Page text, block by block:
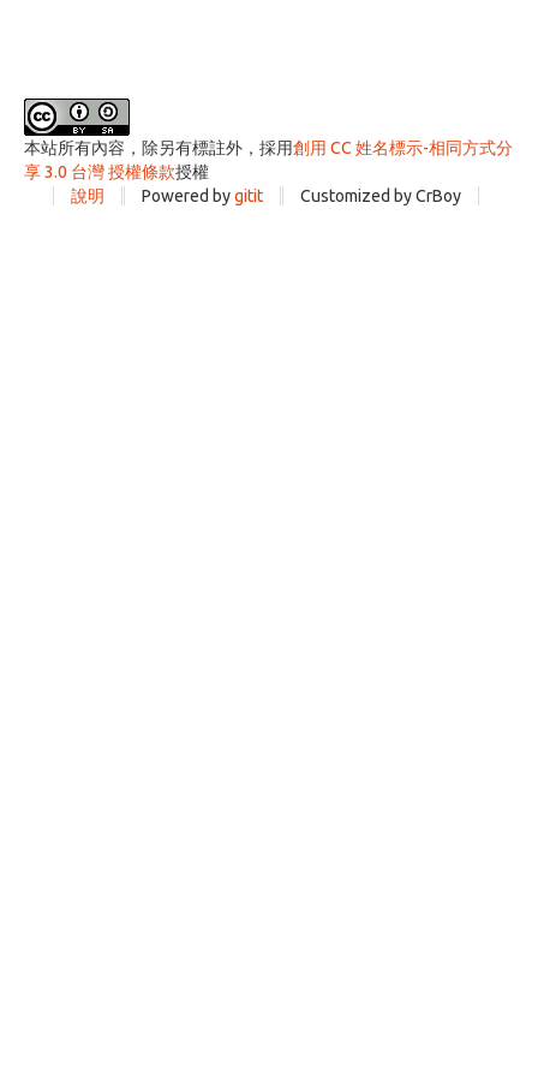
本站所有內容，除另有標註外，採用創用 CC 姓名標示-相同方式分
享 3.0 台灣 授權條款授權
說明
Powered bygitit Customized by CrBoy